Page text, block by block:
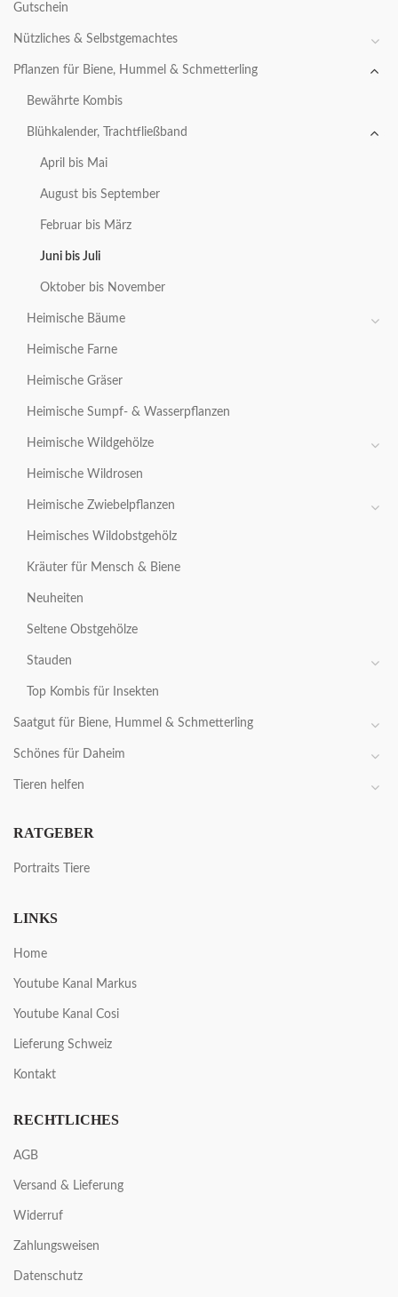
Gutschein
Nützliches & Selbstgemachtes
Pflanzen für Biene, Hummel & Schmetterling
Bewährte Kombis
Blühkalender, Trachtfließband
April bis Mai
August bis September
Februar bis März
Juni bis Juli
Oktober bis November
Heimische Bäume
Heimische Farne
Heimische Gräser
Heimische Sumpf- & Wasserpflanzen
Heimische Wildgehölze
Heimische Wildrosen
Heimische Zwiebelpflanzen
Heimisches Wildobstgehölz
Kräuter für Mensch & Biene
Neuheiten
Seltene Obstgehölze
Stauden
Top Kombis für Insekten
Saatgut für Biene, Hummel & Schmetterling
Schönes für Daheim
Tieren helfen
RATGEBER
Portraits Tiere
LINKS
Home
Youtube Kanal Markus
Youtube Kanal Cosi
Lieferung Schweiz
Kontakt
RECHTLICHES
AGB
Versand & Lieferung
Widerruf
Zahlungsweisen
Datenschutz